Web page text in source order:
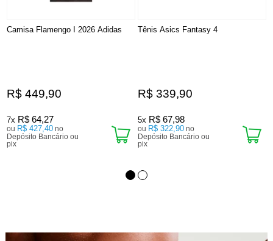
Camisa Flamengo I 2026 Adidas
R$ 449,90
7x R$ 64,27
ou R$ 427,40 no
Depósito Bancário ou
pix
Tênis Asics Fantasy 4
R$ 339,90
5x R$ 67,98
ou R$ 322,90 no
Depósito Bancário ou
pix